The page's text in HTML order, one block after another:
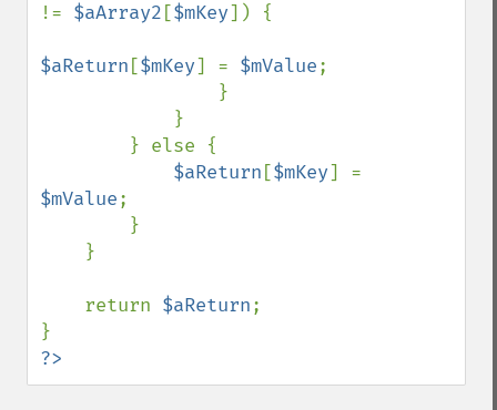
!= $aArray2 [$mKey]) {
$aReturn [$mKey] = $mValue;
$aReturn [$mKey
$mValue;
    return
$aReturn;
?>